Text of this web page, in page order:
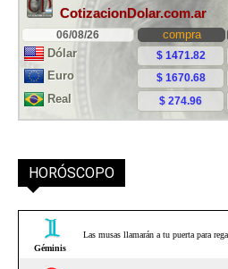
HORÓSCOPO